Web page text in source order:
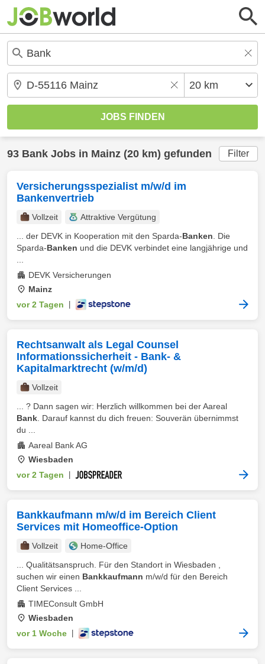
93 Bank Jobs in Mainz (20 km) gefunden Filter
Versicherungsspezialist m/w/d im
Bankenvertrieb
Vollzeit
Attraktive Vergütung
... der DEVK in Kooperation mit den Sparda-Banken . Die
Sparda-Banken und die DEVK verbindet eine langjährige und
DEVK Versicherungen
Mainz
vor 2 Tagen
Rechtsanwalt als Legal Counsel
Informationssicherheit - Bank- &
Kapitalmarktrecht (w/m/d)
Vollzeit
... ? Dann sagen wir: Herzlich willkommen bei der Aareal
Bank . Darauf kannst du dich freuen: Souverän übernimmst
du ...
Aareal Bank AG
Wiesbaden
vor 2 Tagen
Bankkaufmann m/w/d im Bereich Client
Services mit Homeoffice-Option
Vollzeit
Home-Office
... Qualitätsanspruch. Für den Standort in Wiesbaden ,
suchen wir einen Bankkaufmann m/w/d für den Bereich
Client Services ...
TIMEConsult GmbH
Wiesbaden
vor 1 Woche